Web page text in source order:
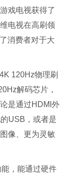
戏电视获得了
电视在高刷领
消费者对于大
120Hz物理刷
解码芯片，
是通过HDMI外
USB，或者是
像、更为灵敏
，能通过硬件